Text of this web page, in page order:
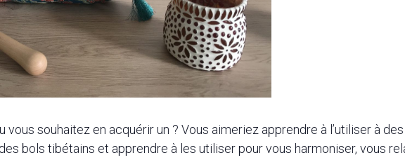
vous souhaitez en acquérir un ? Vous aimeriez apprendre à l’utiliser à
bols tibétains et apprendre à les utiliser pour vous harmoniser, vous